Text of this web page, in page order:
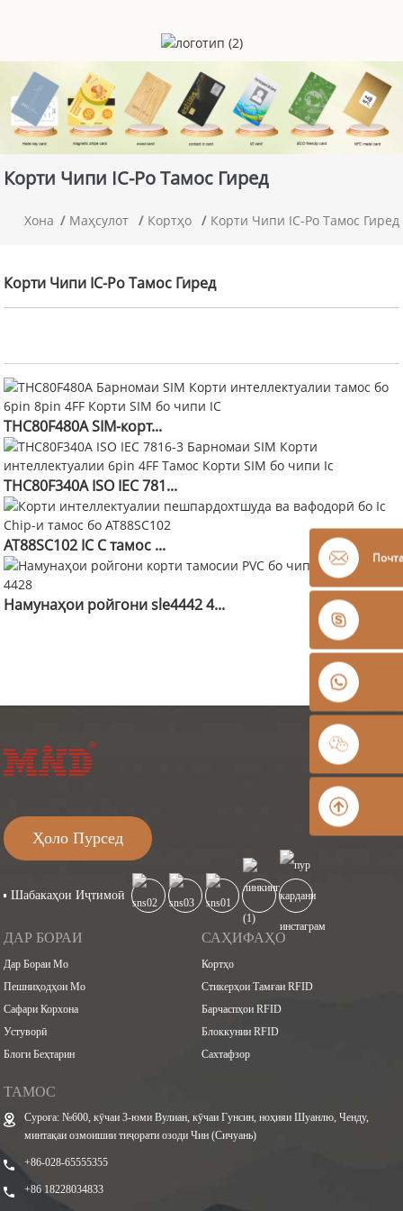
Корти Чипи IC-Ро Тамос Гиред
Хона Маҳсулот Кортҳо Корти Чипи IC-Ро Тамос Гиред
Корти Чипи IC-Ро Тамос Гиред
THC80F480A SIM-корт...
THC80F340A ISO IEC 781...
AT88SC102 IC C тамос ...
Намунаҳои ройгони sle4442 4...
Ҳоло Пурсед
Шабакаҳои Иҷтимоӣ
ДАР БОРАИ
Дар Бораи Мо
Пешниҳодҳои Мо
Сафари Корхона
Устуворӣ
Блоги Беҳтарин
САҲИФАҲО
Кортҳо
Стикерҳои Тамғаи RFID
Барчаспҳои RFID
Блоккунии RFID
Сахтафзор
ТАМОС
Суроға: №600, кӯчаи 3-юми Вулиан, кӯчаи Гунсин, ноҳияи Шуанлю, Ченду,
минтақаи озмоишии тиҷорати озоди Чин (Сичуань)
+86-028-65555355
+86 18228034833